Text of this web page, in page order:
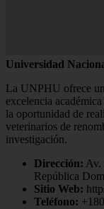
Universidad
La UNPHU ofrece
excelencia
la oportunidad de
veterinarios de
investigación.
Dirección: Av.
República
Sitio Web:
Teléfono: